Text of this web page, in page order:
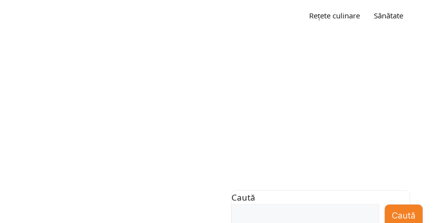
Rețete culinare Sănătate
Caută
Caută